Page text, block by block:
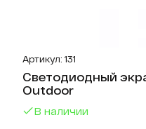
Артикул: 131
Светодиодный
Outdoor
В наличии